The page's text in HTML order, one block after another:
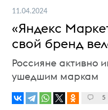
11.04.2024
«Яндекс
свой бренд
Россияне активно
ушедшим маркам
5